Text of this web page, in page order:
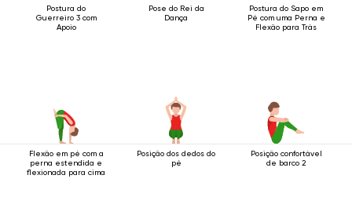
Postura do
Guerreiro 3 com
Apoio
Pose do Rei da
Dança
Postura do Sapo em
Pé com uma Perna e
Flexão para Trás
Flexão em pé com a
perna estendida e
flexionada para cima
Posição dos dedos do
pé
Posição confortável
de barco 2